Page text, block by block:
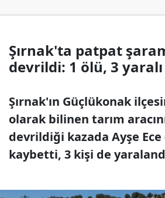
Şırnak'ta patpat
devrildi: 1 ölü, 3 yaralı
Şırnak'ın Güçlükonak
olarak bilinen tarım
devrildiği kazada Ayşe Ece
kaybetti, 3 kişi de